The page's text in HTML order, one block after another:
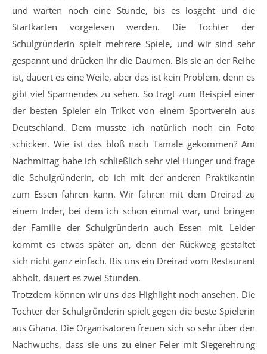
und warten noch eine Stunde, bis es losgeht und die
Startkarten vorgelesen werden. Die Tochter der
Schulgründerin spielt mehrere Spiele, und wir sind sehr
gespannt und drücken ihr die Daumen. Bis sie an der Reihe
ist, dauert es eine Weile, aber das ist kein Problem, denn es
gibt viel Spannendes zu sehen. So trägt zum Beispiel einer
der besten Spieler ein Trikot von einem Sportverein aus
Deutschland. Dem musste ich natürlich noch ein Foto
schicken. Wie ist das bloß nach Tamale gekommen? Am
Nachmittag habe ich schließlich sehr viel Hunger und frage
die Schulgründerin, ob ich mit der anderen Praktikantin
zum Essen fahren kann. Wir fahren mit dem Dreirad zu
einem Inder, bei dem ich schon einmal war, und bringen
der Familie der Schulgründerin auch Essen mit. Leider
kommt es etwas später an, denn der Rückweg gestaltet
sich nicht ganz einfach. Bis uns ein Dreirad vom Restaurant
abholt, dauert es zwei Stunden.
Trotzdem können wir uns das Highlight noch ansehen. Die
Tochter der Schulgründerin spielt gegen die beste Spielerin
aus Ghana. Die Organisatoren freuen sich so sehr über den
Nachwuchs, dass sie uns zu einer Feier mit Siegerehrung